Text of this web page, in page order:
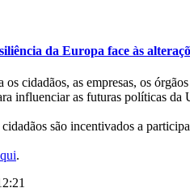
da Europa face às
cidadãos, as empresas, os
influenciar as futuras políticas da
cidadãos são incentivados a
.